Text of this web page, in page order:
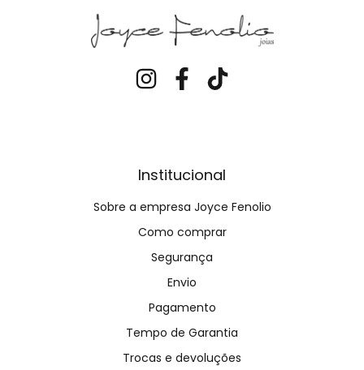
Institucional
Sobre a empresa Joyce Fenolio
Como comprar
Segurança
Envio
Pagamento
Tempo de Garantia
Trocas e devoluções